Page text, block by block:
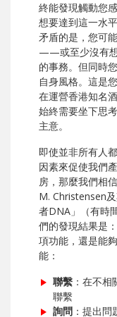
終能發現觸動您
想要達到這一水
矛盾的是，您可
——或至少沒有
的事務。但同時
自身風格。這是
在運營香港知名
始終需要坐下思
主意。
即使並非所有人
因素來促使我們
房，那麼我們相
M. Christensen
者DNA」（有時
們的發現結果是
項功能，還是能
能：
聯繫 ：在不
聯繫
詢問 ：提出